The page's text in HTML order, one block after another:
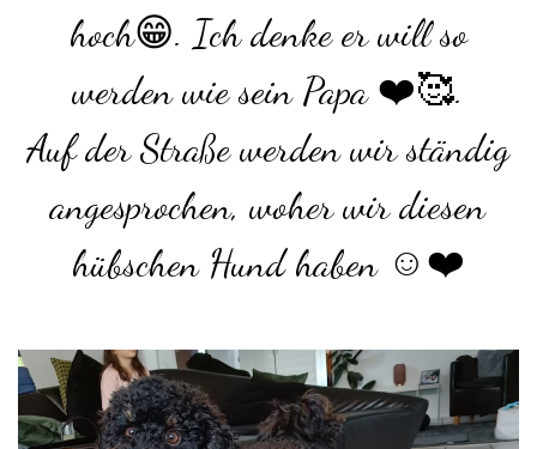
hoch😁. Ich denke er will so
werden wie sein Papa ❤️🥰.
Auf der Straße werden wir ständig
angesprochen, woher wir diesen
hübschen Hund haben ☺️❤️